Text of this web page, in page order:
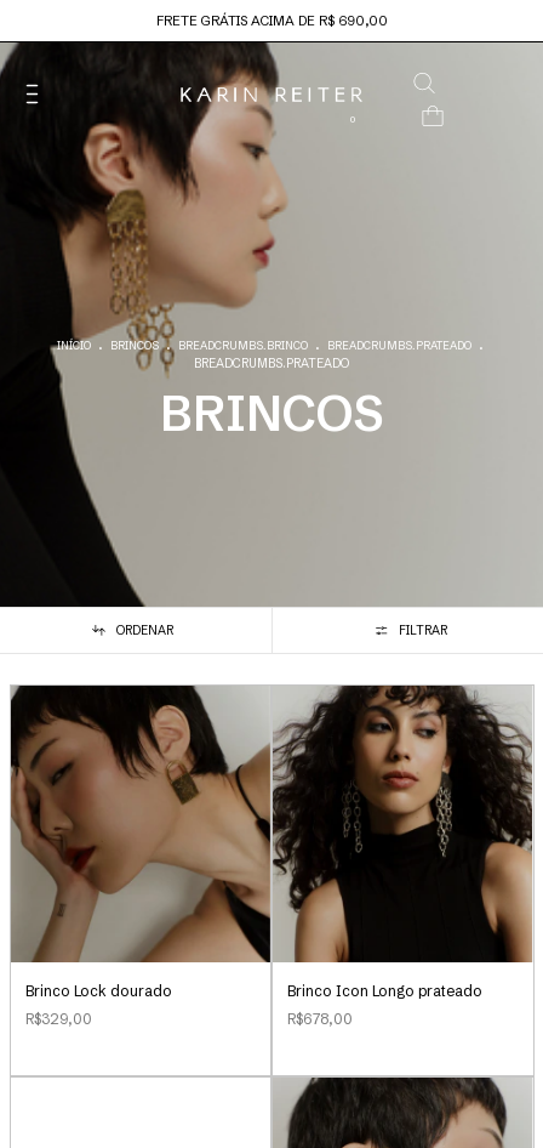
FRETE GRÁTIS ACIMA DE R$ 690,00
0
INÍCIO . BRINCOS . BREADCRUMBS.BRINCO . BREADCRUMBS.PRATEADO .
BREADCRUMBS.PRATEADO
BRINCOS
ORDENAR FILTRAR
Brinco Lock dourado
R$329,00
Brinco Icon Longo prateado
R$678,00